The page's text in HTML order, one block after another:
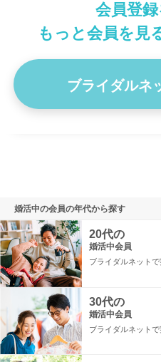
3
年収300
身長172cm
初めまして！ 数あるプロフィ
有難うございます。 学生時代は
会員登
もっと会員を見
ブライダルネ
婚活中の会員の年代から探す
20代の
婚活中会員
ブライダルネット
30代の
婚活中会員
ブライダルネット